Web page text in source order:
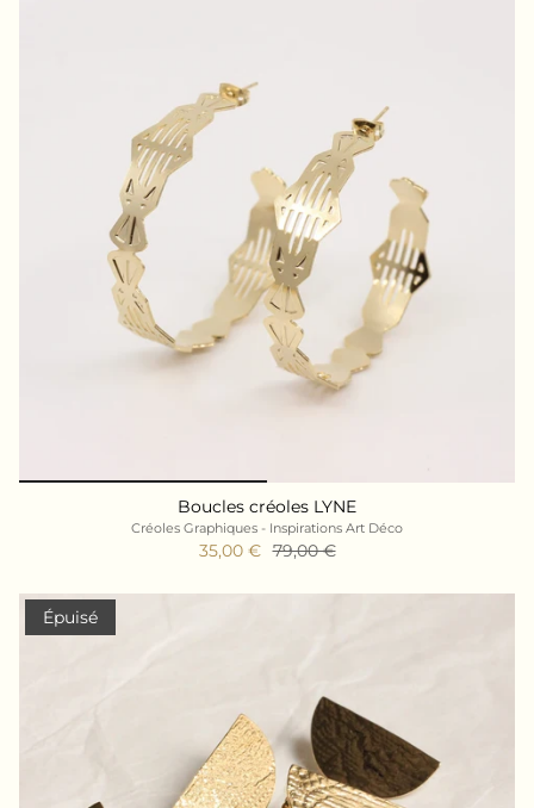
Boucles créoles LYNE
Créoles Graphiques - Inspirations Art Déco
35,00 € 79,00 €
Épuisé